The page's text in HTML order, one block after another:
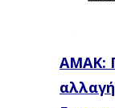
ΑΜΑΚ: